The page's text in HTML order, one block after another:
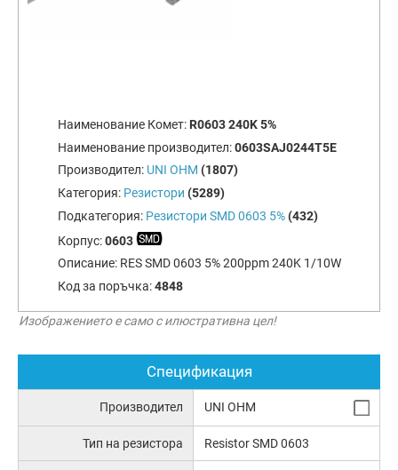
Наименование Комет: R0603 240K 5%
Наименование производител:0603SAJ0244T5E
Производител: UNI OHM (1807)
Категория: Резистори (5289)
Подкатегория: Резистори SMD 0603 5% (432)
Корпус:0603
Описание: RES SMD 0603 5% 200ppm 240K 1/10W
Код за поръчка:4848
Изображението е само с илюстративна цел!
Спецификация
Производител UNI OHM
Тип на резистора Resistor SMD 0603